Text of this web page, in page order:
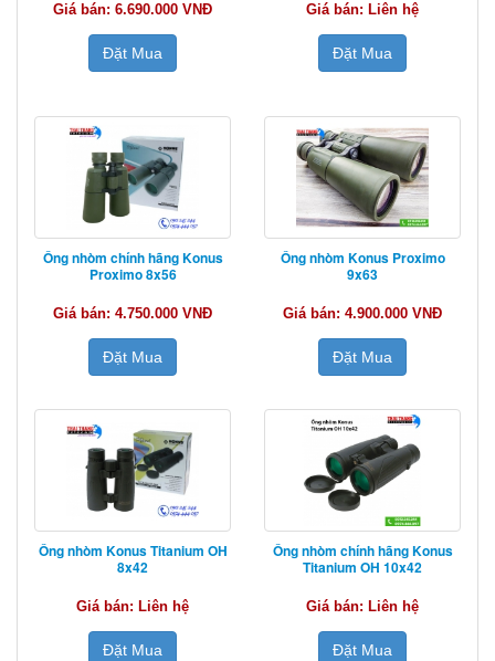
Giá bán: 6.690.000 VNĐ
Đặt Mua
Giá bán: Liên hệ
Đặt Mua
Ống nhòm chính hãng Konus
Proximo 8x56
Giá bán: 4.750.000 VNĐ
Đặt Mua
Ống nhòm Konus Proximo
9x63
Giá bán: 4.900.000 VNĐ
Đặt Mua
Ống nhòm Konus Titanium OH
8x42
Giá bán: Liên hệ
Đặt Mua
Ống nhòm chính hãng Konus
Titanium OH 10x42
Giá bán: Liên hệ
Đặt Mua